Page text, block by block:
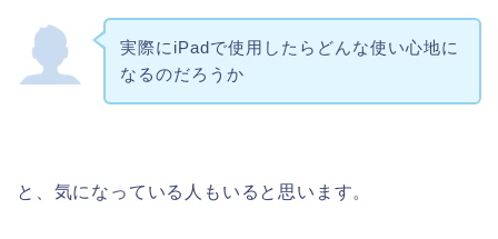
実際にiPadで使用したらどんな使い心地に
なるのだろうか
と、気になっている人もいると思います。